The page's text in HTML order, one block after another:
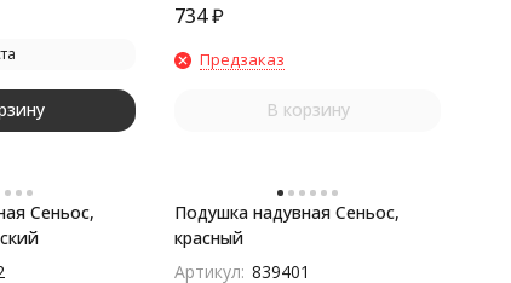
734₽
Предзаказ
В корзину
Сеньос,
Подушка надувная Сеньос,
красный
Артикул: 839401